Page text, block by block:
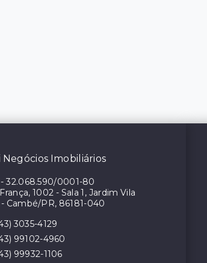
Negócios Imobiliários
32.068.590/0001-80
1002 - Sala 1, Jardim Vila
- Cambé/PR, 86181-040
3035-4129
99102-4960
99932-1106